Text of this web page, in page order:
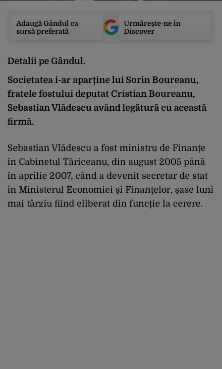
Adaugă Gândul ca
sursă preferată
Urmărește-ne în
Discover
Detalii pe Gândul.
Societatea i-ar aparține lui Sorin Boureanu,
fratele fostului deputat Cristian Boureanu,
Sebastian Vlădescu având legătură cu această
firmă.
Sebastian Vlădescu a fost ministru de Finanțe
în Cabinetul Tăriceanu, din august 2005 până
în aprilie 2007, când a devenit secretar de stat
în Ministerul Economiei și Finanțelor, șase luni
mai târziu fiind eliberat din funcție la cerere.